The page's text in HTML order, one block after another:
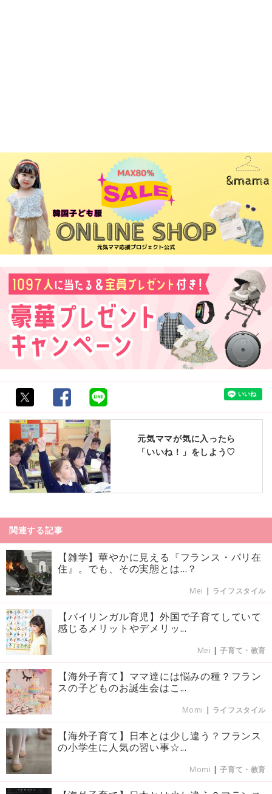
元気ママが気に入ったら
「いいね！」をしよう♡
関連する記事
【雑学】華やかに見える『フランス・パリ在
住』。でも、その実態とは…？
Mei | ライフスタイル
【バイリンガル育児】外国で子育てしていて
感じるメリットやデメリッ...
Mei |子育て・教育
【海外子育て】ママ達には悩みの種？フラン
スの子どものお誕生会はこ...
Momi | ライフスタイル
【海外子育て】日本とは少し違う？フランス
の小学生に人気の習い事☆...
Momi |子育て・教育